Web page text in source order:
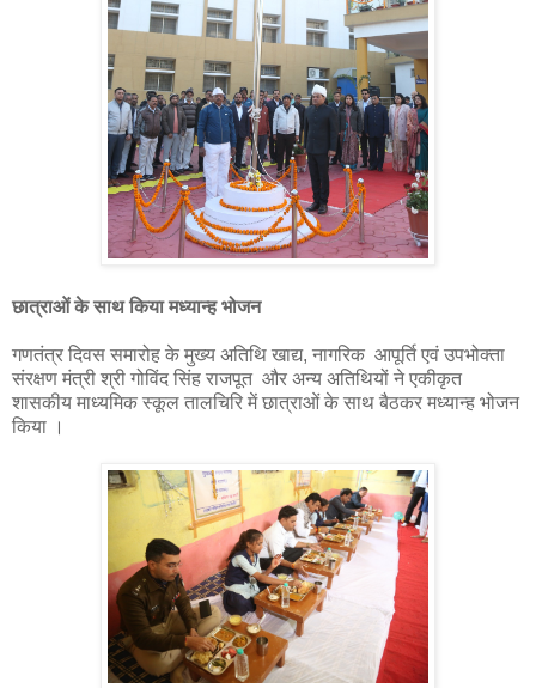
छात्राओं के साथ किया मध्यान्ह भोजन
गणतंत्र दिवस समारोह के मुख्य अतिथि खाद्य, नागरिक आपूर्ति एवं उपभोक्ता
संरक्षण मंत्री श्री गोविंद सिंह राजपूत और अन्य अतिथियों ने एकीकृत
शासकीय माध्यमिक स्कूल तालचिरि में छात्राओं के साथ बैठकर मध्यान्ह भोजन
किया ।